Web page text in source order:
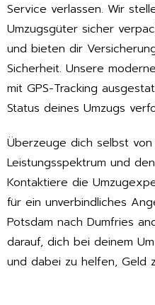
Service verlassen. Wir
Umzugsgüter sicher
und bieten dir
Sicherheit. Unsere
mit GPS-Tracking
Status deines Umzugs
Überzeuge dich selbst
Leistungsspektrum und
Kontaktiere die
für ein unverbindliches
Potsdam nach Dumfries
darauf, dich bei deinem
und dabei zu helfen, Geld